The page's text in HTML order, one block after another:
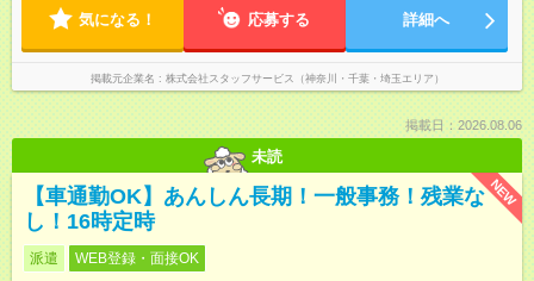
気になる！ 応募する 詳細へ
掲載元企業名 株式会社スタッフサービス（神奈川・千葉・埼玉エリア）
掲載日：2026.08.06
未読
NEW
【車通勤OK】あんしん長期！一般事務！残業な
し！16時定時
派遣 WEB登録・面接OK